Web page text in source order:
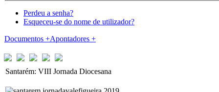
Perdeu a senha?
Esqueceu-se do nome de utilizador?
Documentos +Apontadores +
Santarém: VIII Jornada Diocesana